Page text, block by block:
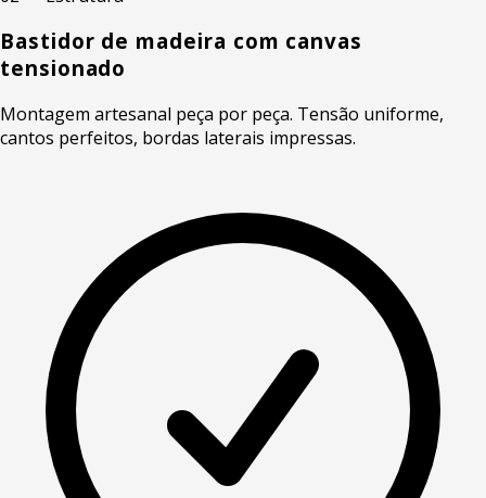
Bastidor de madeira com canvas
tensionado
Montagem artesanal peça por peça. Tensão uniforme,
cantos perfeitos, bordas laterais impressas.